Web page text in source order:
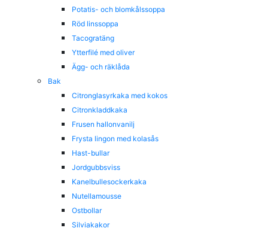
Potatis- och blomkålssoppa
Röd linssoppa
Tacogratäng
Ytterfilé med oliver
Ägg- och räklåda
Bak
Citronglasyrkaka med kokos
Citronkladdkaka
Frusen hallonvanilj
Frysta lingon med kolasås
Hast-bullar
Jordgubbsviss
Kanelbullesockerkaka
Nutellamousse
Ostbollar
Silviakakor